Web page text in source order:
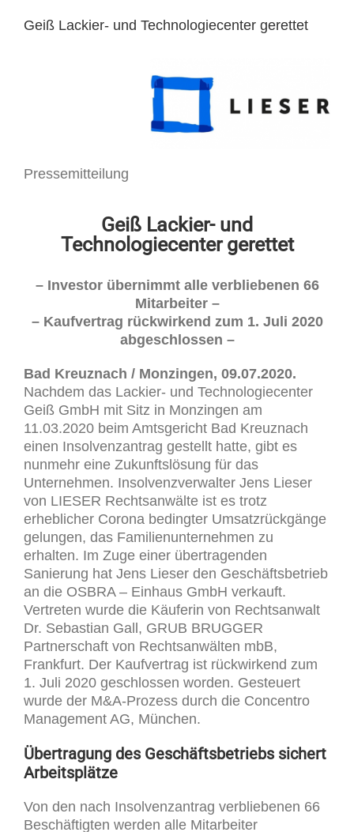
Geiß Lackier- und Technologiecenter gerettet
Pressemitteilung
Geiß Lackier- und
Technologiecenter gerettet
– Investor übernimmt alle verbliebenen 66
Mitarbeiter –
– Kaufvertrag rückwirkend zum 1. Juli 2020
abgeschlossen –
Bad Kreuznach / Monzingen, 09.07.2020.
Nachdem das Lackier- und Technologiecenter
Geiß GmbH mit Sitz in Monzingen am
11.03.2020 beim Amtsgericht Bad Kreuznach
einen Insolvenzantrag gestellt hatte, gibt es
nunmehr eine Zukunftslösung für das
Unternehmen. Insolvenzverwalter Jens Lieser
von LIESER Rechtsanwälte ist es trotz
erheblicher Corona bedingter Umsatzrückgänge
gelungen, das Familienunternehmen zu
erhalten. Im Zuge einer übertragenden
Sanierung hat Jens Lieser den Geschäftsbetrieb
an die OSBRA – Einhaus GmbH verkauft.
Vertreten wurde die Käuferin von Rechtsanwalt
Dr. Sebastian Gall, GRUB BRUGGER
Partnerschaft von Rechtsanwälten mbB,
Frankfurt. Der Kaufvertrag ist rückwirkend zum
1. Juli 2020 geschlossen worden. Gesteuert
wurde der M&A-Prozess durch die Concentro
Management AG, München.
Übertragung des Geschäftsbetriebs sichert
Arbeitsplätze
Von den nach Insolvenzantrag verbliebenen 66
Beschäftigten werden alle Mitarbeiter